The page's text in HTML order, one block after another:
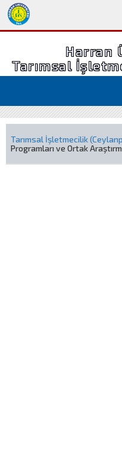
Tarımsal
Tarımsal İşletmecilik
Programları ve Ortak